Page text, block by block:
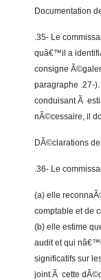
Documentation
.35- Le
quâ€™il a
consigne
paragraphe .27-
conduisant Ã
nÃ©cessaire, il
DÃ©clarations
.36- Le
(a) elle
comptable et de
(b) elle estime
audit et qui
significatifs sur
joint Ã cette